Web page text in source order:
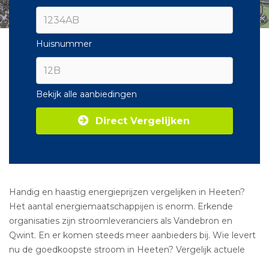
Huisnummer
Bekijk alle aanbiedingen
Direct Vergelijken
Handig en haastig energieprijzen vergelijken in Heeten?
Het aantal energiemaatschappijen is enorm. Erkende
organisaties zijn stroomleveranciers als Vandebron en
Qwint. En er komen steeds meer aanbieders bij. Wie levert
nu de goedkoopste stroom in Heeten? Vergelijk actuele